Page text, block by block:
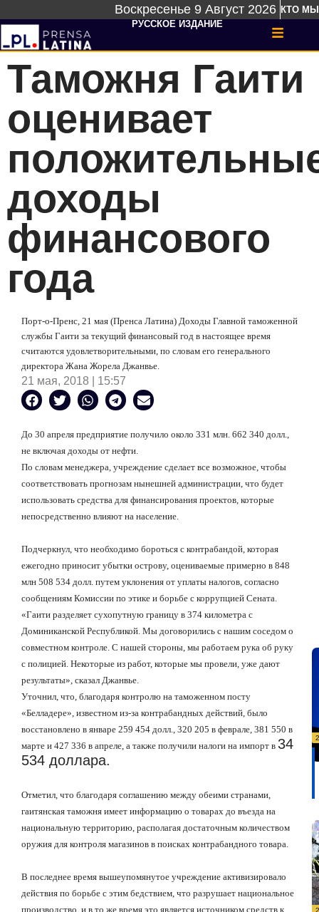
Воскресенье 9 Август 2026 КТО МЫ
РУССКОЕ ИЗДАНИЕ
Таможня Гаити
оценивает
доходы
финансового
года
Порт-о-Пренс, 21 мая (Пренса Латина) Доходы Главной таможенной
службы Гаити за текущий финансовый год в настоящее время
считаются удовлетворительными, по словам его генерального
директора Жана Жорела Джанвье.
21 мая, 2018 | 15:57
До 30 апреля предприятие получило около 331 млн. 662 340 долл.,
не включая доходы от нефти.
По словам менеджера, учреждение сделает все возможное, чтобы
соответствовать прогнозам нынешней администрации, что будет
использовать средства для финансирования проектов, которые
непосредственно влияют на население.
Подчеркнул, что необходимо бороться с контрабандой, которая
ежегодно приносит убытки острову, оцениваемые примерно в 848
млн 508 534 долл. путем уклонения от уплаты налогов, согласно
сообщениям Комиссии по этике и борьбе с коррупцией Сената.
«Гаити разделяет сухопутную границу в 374 километра с
Доминиканской Республикой. Мы договорились с нашим соседом о
совместном контроле. С нашей стороны, мы работаем рука об руку
с полицией. Некоторые из работ, которые мы провели, уже дают
результаты», сказал Джанвье.
Уточнил, что, благодаря контролю на таможенном посту
«Белладере», известном из-за контрабандных действий, было
восстановлено в январе 259 454 долл., 320 205 в феврале, 381 550 в
марте и 427 336 в апреле, а также получили налоги на импорт в 34
534 доллара.
Отметил, что благодаря соглашению между обеими странами,
гаитянская таможня имеет информацию о товарах до въезда на
национальную территорию, располагая достаточным количеством
оружия для контроля магазинов в поисках контрабандного товара.
В последнее время вышеупомянутое учреждение активизировало
действия по борьбе с этим бедствием, что разрушает национальное
производство, и в то же время это является источником средств к